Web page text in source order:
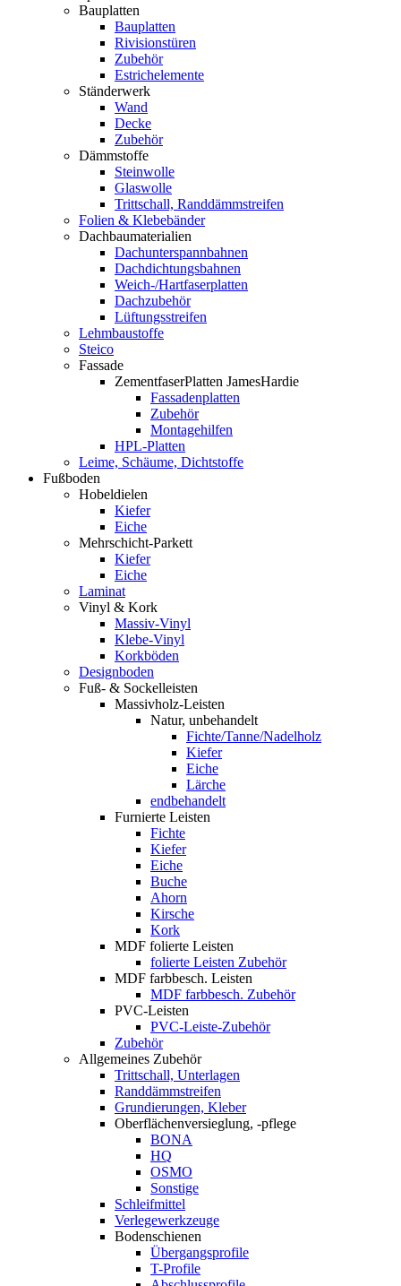
Bauplatten
Bauplatten
Rivisionstüren
Zubehör
Estrichelemente
Ständerwerk
Wand
Decke
Zubehör
Dämmstoffe
Steinwolle
Glaswolle
Trittschall, Randdämmstreifen
Folien & Klebebänder
Dachbaumaterialien
Dachunterspannbahnen
Dachdichtungsbahnen
Weich-/Hartfaserplatten
Dachzubehör
Lüftungsstreifen
Lehmbaustoffe
Steico
Fassade
ZementfaserPlatten JamesHardie
Fassadenplatten
Zubehör
Montagehilfen
HPL-Platten
Leime, Schäume, Dichtstoffe
Fußboden
Hobeldielen
Kiefer
Eiche
Mehrschicht-Parkett
Kiefer
Eiche
Laminat
Vinyl & Kork
Massiv-Vinyl
Klebe-Vinyl
Korkböden
Designboden
Fuß- & Sockelleisten
Massivholz-Leisten
Natur, unbehandelt
Fichte/Tanne/Nadelholz
Kiefer
Eiche
Lärche
endbehandelt
Furnierte Leisten
Fichte
Kiefer
Eiche
Buche
Ahorn
Kirsche
Kork
MDF folierte Leisten
folierte Leisten Zubehör
MDF farbbesch. Leisten
MDF farbbesch. Zubehör
PVC-Leisten
PVC-Leiste-Zubehör
Zubehör
Allgemeines Zubehör
Trittschall, Unterlagen
Randdämmstreifen
Grundierungen, Kleber
Oberflächenversieglung, -pflege
BONA
HQ
OSMO
Sonstige
Schleifmittel
Verlegewerkzeuge
Bodenschienen
Übergangsprofile
T-Profile